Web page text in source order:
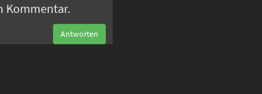
Kommentar.
Antworten